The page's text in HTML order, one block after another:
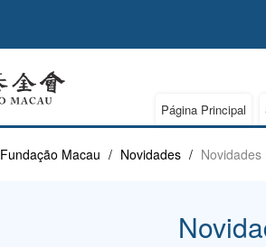
Página Principal
Fundação Macau / Novidades /